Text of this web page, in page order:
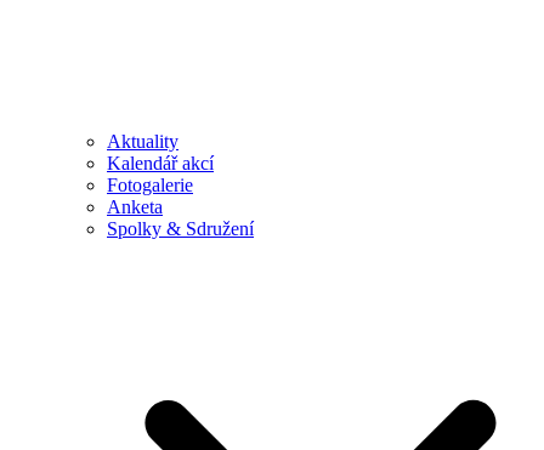
Aktuality
Kalendář akcí
Fotogalerie
Anketa
Spolky & Sdružení